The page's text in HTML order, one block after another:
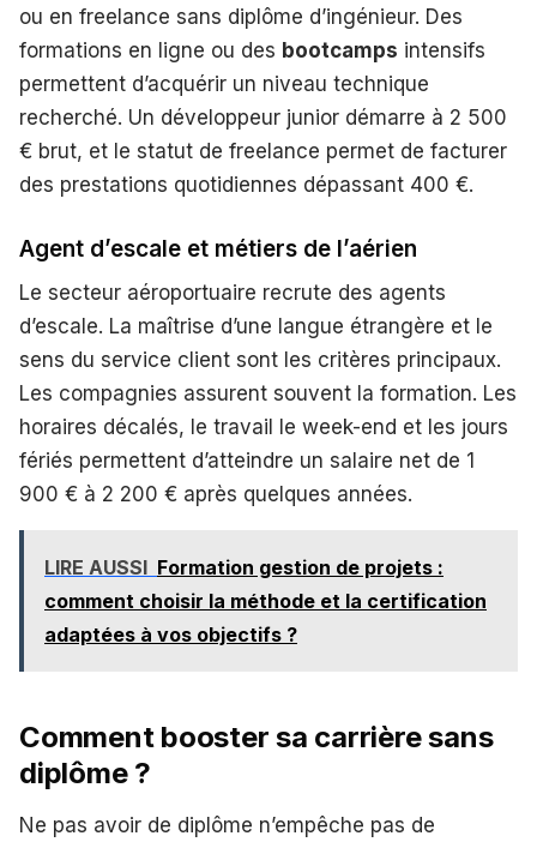
ou en freelance sans diplôme d’ingénieur. Des
formations en ligne ou des bootcamps intensifs
permettent d’acquérir un niveau technique
recherché. Un développeur junior démarre à 2 500
€ brut, et le statut de freelance permet de facturer
des prestations quotidiennes dépassant 400 €.
Agent d’escale et métiers de l’aérien
Le secteur aéroportuaire recrute des agents
d’escale. La maîtrise d’une langue étrangère et le
sens du service client sont les critères principaux.
Les compagnies assurent souvent la formation. Les
horaires décalés, le travail le week-end et les jours
fériés permettent d’atteindre un salaire net de 1
900 € à 2 200 € après quelques années.
LIRE AUSSI Formation gestion de projets :
comment choisir la méthode et la certification
adaptées à vos objectifs ?
Comment booster sa carrière sans
diplôme ?
Ne pas avoir de diplôme n’empêche pas de